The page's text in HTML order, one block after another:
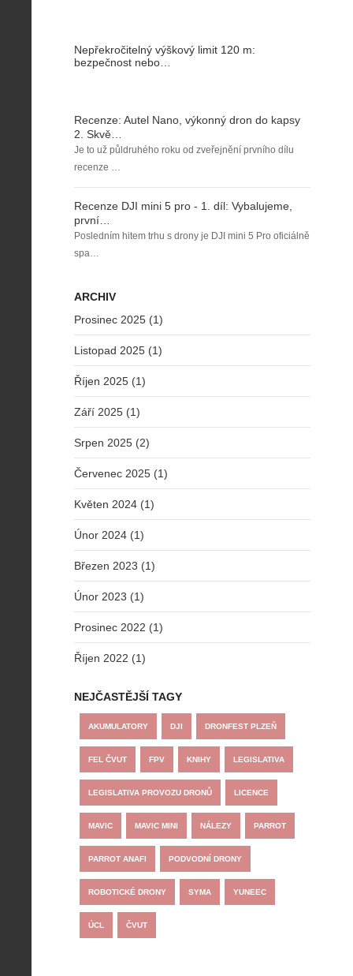
Nepřekročitelný výškový limit 120 m:
bezpečnost nebo…
Recenze: Autel Nano, výkonný dron do kapsy
2. Skvě…
Je to už půldruhého roku od zveřejnění prvního dílu
recenze …
Recenze DJI mini 5 pro - 1. díl: Vybalujeme,
první…
Posledním hitem trhu s drony je DJI mini 5 Pro oficiálně
spa…
ARCHIV
Prosinec 2025 (1)
Listopad 2025 (1)
Říjen 2025 (1)
Září 2025 (1)
Srpen 2025 (2)
Červenec 2025 (1)
Květen 2024 (1)
Únor 2024 (1)
Březen 2023 (1)
Únor 2023 (1)
Prosinec 2022 (1)
Říjen 2022 (1)
NEJČASTĚJŠÍ TAGY
AKUMULATORY DJI DRONFEST PLZEŇ
FEL ČVUT FPV KNIHY LEGISLATIVA
LEGISLATIVA PROVOZU DRONŮ LICENCE
MAVIC MAVIC MINI NÁLEZY PARROT
PARROT ANAFI PODVODNÍ DRONY
ROBOTICKÉ DRONY SYMA YUNEEC
ÚCL ČVUT